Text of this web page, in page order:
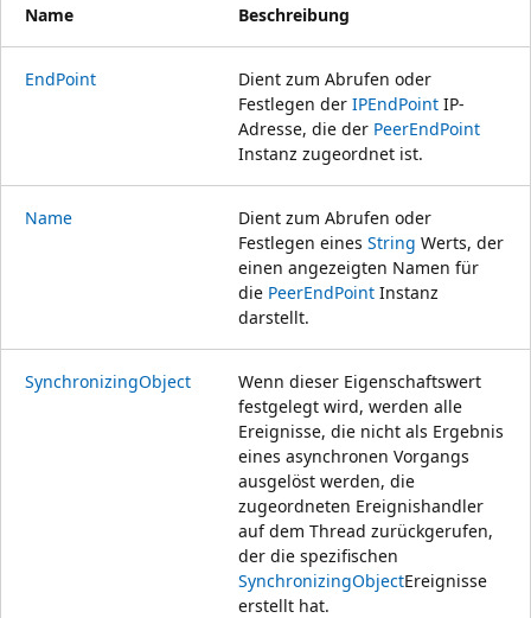
Name Beschreibung
EndPoint
Dient zum Abrufen oder
Festlegen der IPEndPoint IP-
Adresse, die der PeerEndPoint
Instanz zugeordnet ist.
Name
Dient zum Abrufen oder
Festlegen eines String Werts, der
einen angezeigten Namen für
die PeerEndPoint Instanz
darstellt.
SynchronizingObject
Wenn dieser Eigenschaftswert
festgelegt wird, werden alle
Ereignisse, die nicht als Ergebnis
eines asynchronen Vorgangs
ausgelöst werden, die
zugeordneten Ereignishandler
auf dem Thread zurückgerufen,
der die spezifischen
SynchronizingObjectEreignisse
erstellt hat.